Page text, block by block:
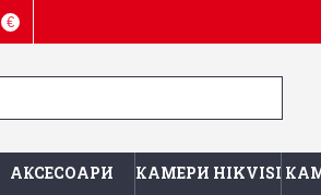
€
АКСЕСОАРИ КАМЕРИ HIKVISION